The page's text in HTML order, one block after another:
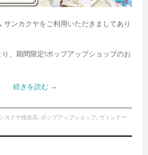
サンカクヤをご利用いただきましてあり
、期間限定!ポップアップショップのお
続きを読む →
カクヤ姪浜店, ポップアップショップ, ヴィンテー